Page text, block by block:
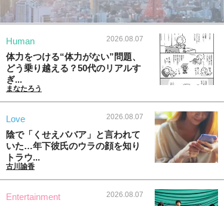
Human 2026.08.07
体力をつける“体力がない”問題、
どう乗り越える？50代のリアルす
ぎ...
まなたろう
Love 2026.08.07
陰で「くせえババア」と言われて
いた…年下彼氏のウラの顔を知り
トラウ...
古川諭香
Entertainment 2026.08.07